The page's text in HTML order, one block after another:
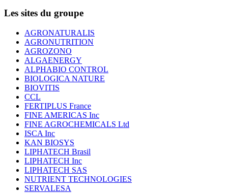
Les sites du groupe
AGRONATURALIS
AGRONUTRITION
AGROZONO
ALGAENERGY
ALPHABIO CONTROL
BIOLOGICA NATURE
BIOVITIS
CCL
FERTIPLUS France
FINE AMERICAS Inc
FINE AGROCHEMICALS Ltd
ISCA Inc
KAN BIOSYS
LIPHATECH Brasil
LIPHATECH Inc
LIPHATECH SAS
NUTRIENT TECHNOLOGIES
SERVALESA